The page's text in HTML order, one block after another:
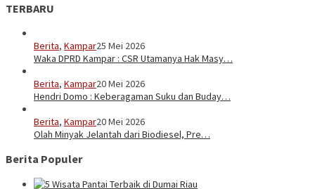
TERBARU
Berita, Kampar25 Mei 2026
Waka DPRD Kampar : CSR Utamanya Hak Masy…
Berita, Kampar20 Mei 2026
Hendri Domo : Keberagaman Suku dan Buday…
Berita, Kampar20 Mei 2026
Olah Minyak Jelantah dari Biodiesel, Pre…
Berita Populer